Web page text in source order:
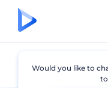
製品
Would you like to